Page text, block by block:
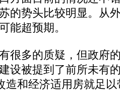
的势头比较明显。从
能超预期。
多的质疑，但政府
设被提到了前所未有
造和经济适用房就足